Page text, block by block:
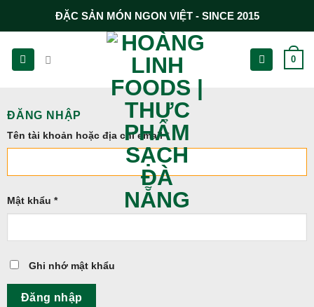
dung
ĐẶC SẢN MÓN NGON VIỆT - SINCE 2015
0
ĐĂNG NHẬP
Tên tài khoản hoặc địa chỉ email*
Mật khẩu *
Ghi nhớ mật khẩu
Đăng nhập